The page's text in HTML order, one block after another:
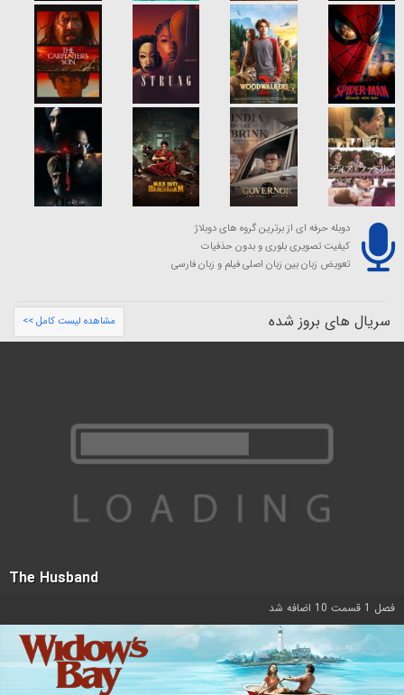
دوبله حرفه ای از برترین گروه های دوبلاژ
کیفیت تصویری بلوری و بدون حذفیات
تعویض زبان بین زبان اصلی فیلم و زبان فارسی
سریال های بروز شده مشاهده لیست کامل >>
The Husband
فصل 1 قسمت 10 اضافه شد